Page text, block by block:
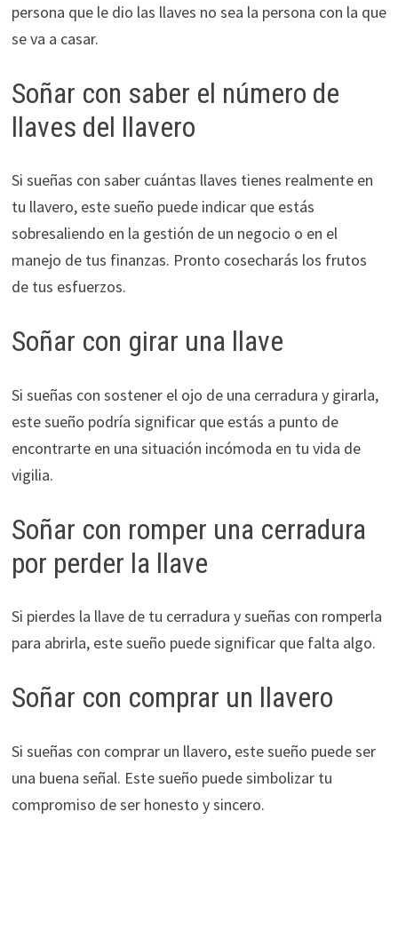
persona que le dio las llaves no sea la persona con la que
se va a casar.
Soñar con saber el número de
llaves del llavero
Si sueñas con saber cuántas llaves tienes realmente en
tu llavero, este sueño puede indicar que estás
sobresaliendo en la gestión de un negocio o en el
manejo de tus finanzas. Pronto cosecharás los frutos
de tus esfuerzos.
Soñar con girar una llave
Si sueñas con sostener el ojo de una cerradura y girarla,
este sueño podría significar que estás a punto de
encontrarte en una situación incómoda en tu vida de
vigilia.
Soñar con romper una cerradura
por perder la llave
Si pierdes la llave de tu cerradura y sueñas con romperla
para abrirla, este sueño puede significar que falta algo.
Soñar con comprar un llavero
Si sueñas con comprar un llavero, este sueño puede ser
una buena señal. Este sueño puede simbolizar tu
compromiso de ser honesto y sincero.